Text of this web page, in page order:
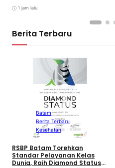
1 jam lalu
Berita Terbaru
Batam
Berita Terbaru
Kesehatan
RSBP Batam Torehkan
Standar Pelayanan Kelas
Dunia, Raih Diamond Status